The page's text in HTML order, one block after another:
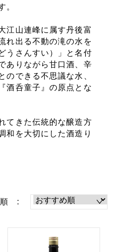
。
江山連峰に属す丹後富
れ出る不動の滝の水を
うさんすい）」と名付
ありながら甘口酒、辛
のできる不思議な水、
酒呑童子』の原点とな
てきた伝統的な醸造方
和を大切にした酒造り
順 :